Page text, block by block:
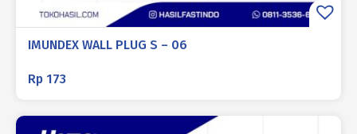
IMUNDEX WALL PLUG S – 06
Rp 173